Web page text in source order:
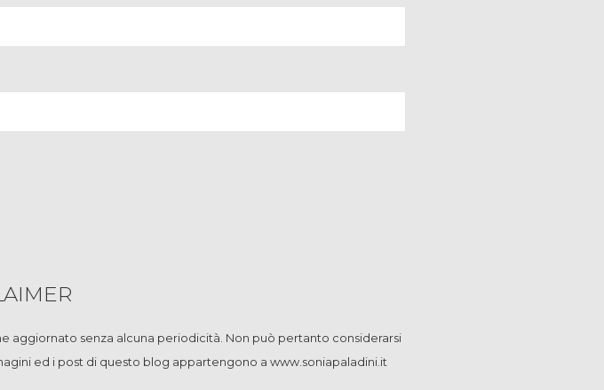
aggiornato senza alcuna periodicità. Non può pertanto considerarsi
ed i post di questo blog appartengono a www.soniapaladini.it